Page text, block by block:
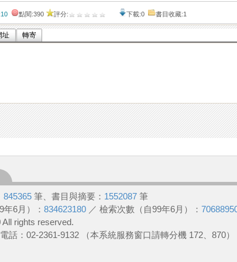
10 點閱:390 評分: 下載:0 書目收藏:1
址 轉寄
845365 筆、書目與摘要： 1552087 筆
年6月）： 834623180 ／ 檢索次數（自99年6月）：
rights reserved.
話：02-2361-9132 （本系統服務窗口請轉分機 172、870）